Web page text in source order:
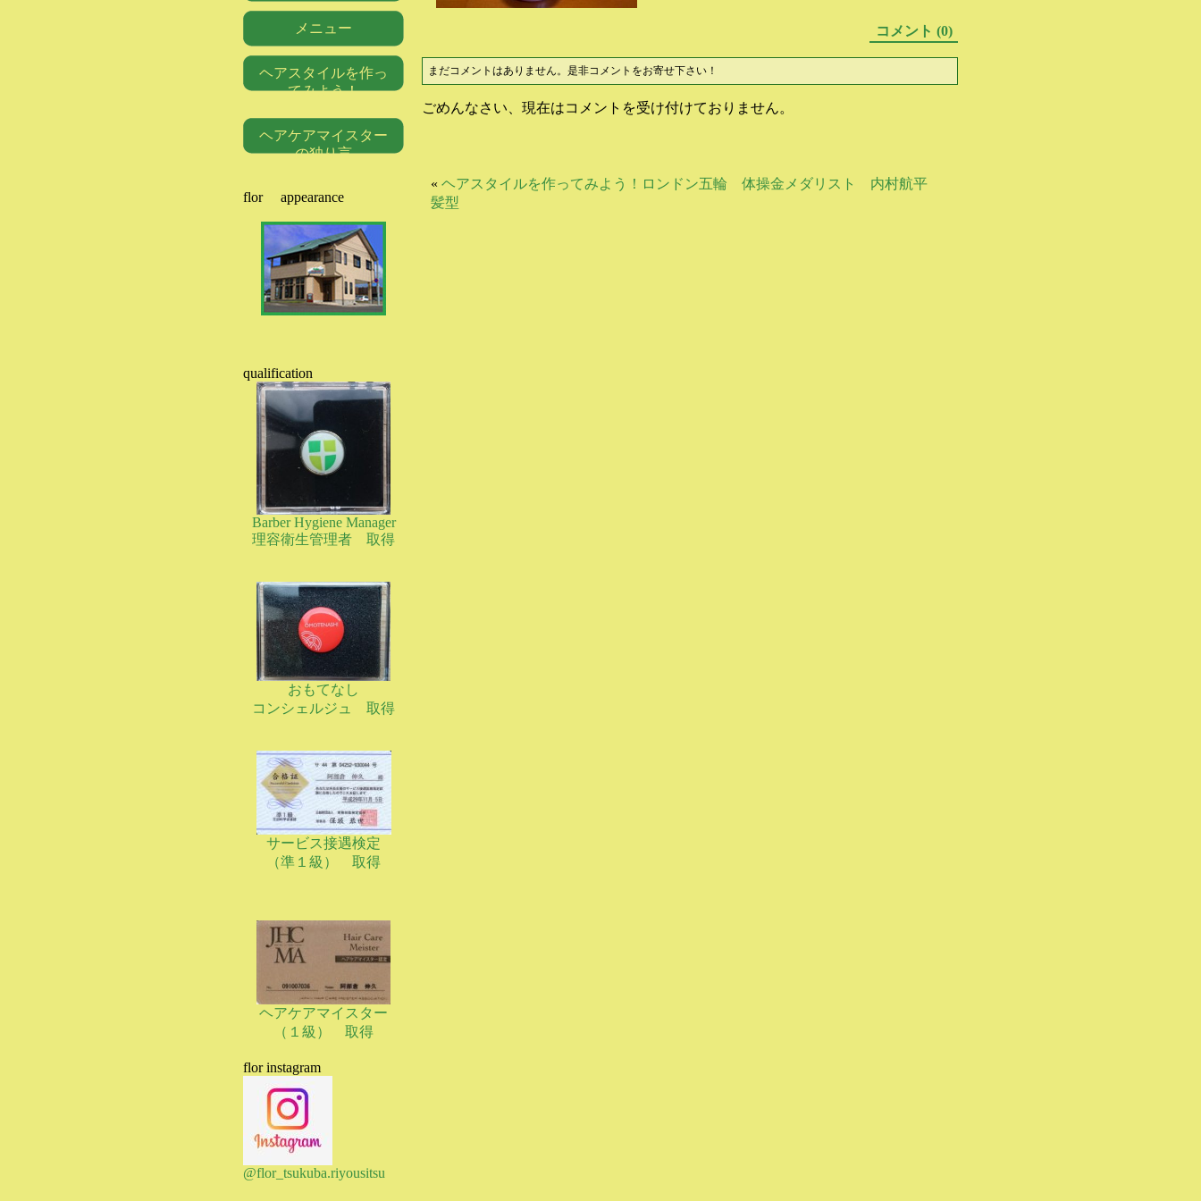
コメント (0)
まだコメントはありません。是非コメントをお寄せ下さい！
ごめんなさい、現在はコメントを受け付けておりません。
« ヘアスタイルを作ってみよう！ロンドン五輪 体操金メダリスト 内村航平
髪型
メニュー
ヘアスタイルを作っ
てみよう！
ヘアケアマイスター
の独り言
flor appearance
qualification
Barber Hygiene Manager
理容衛生管理者 取得
おもてなし
コンシェルジュ 取得
サービス接遇検定
（準１級） 取得
ヘアケアマイスター
（１級） 取得
flor instagram
@flor_tsukuba.riyousitsu